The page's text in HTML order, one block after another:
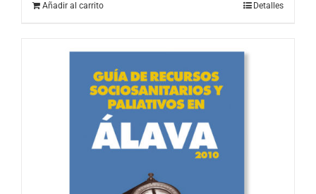
Añadir al carrito Detalles